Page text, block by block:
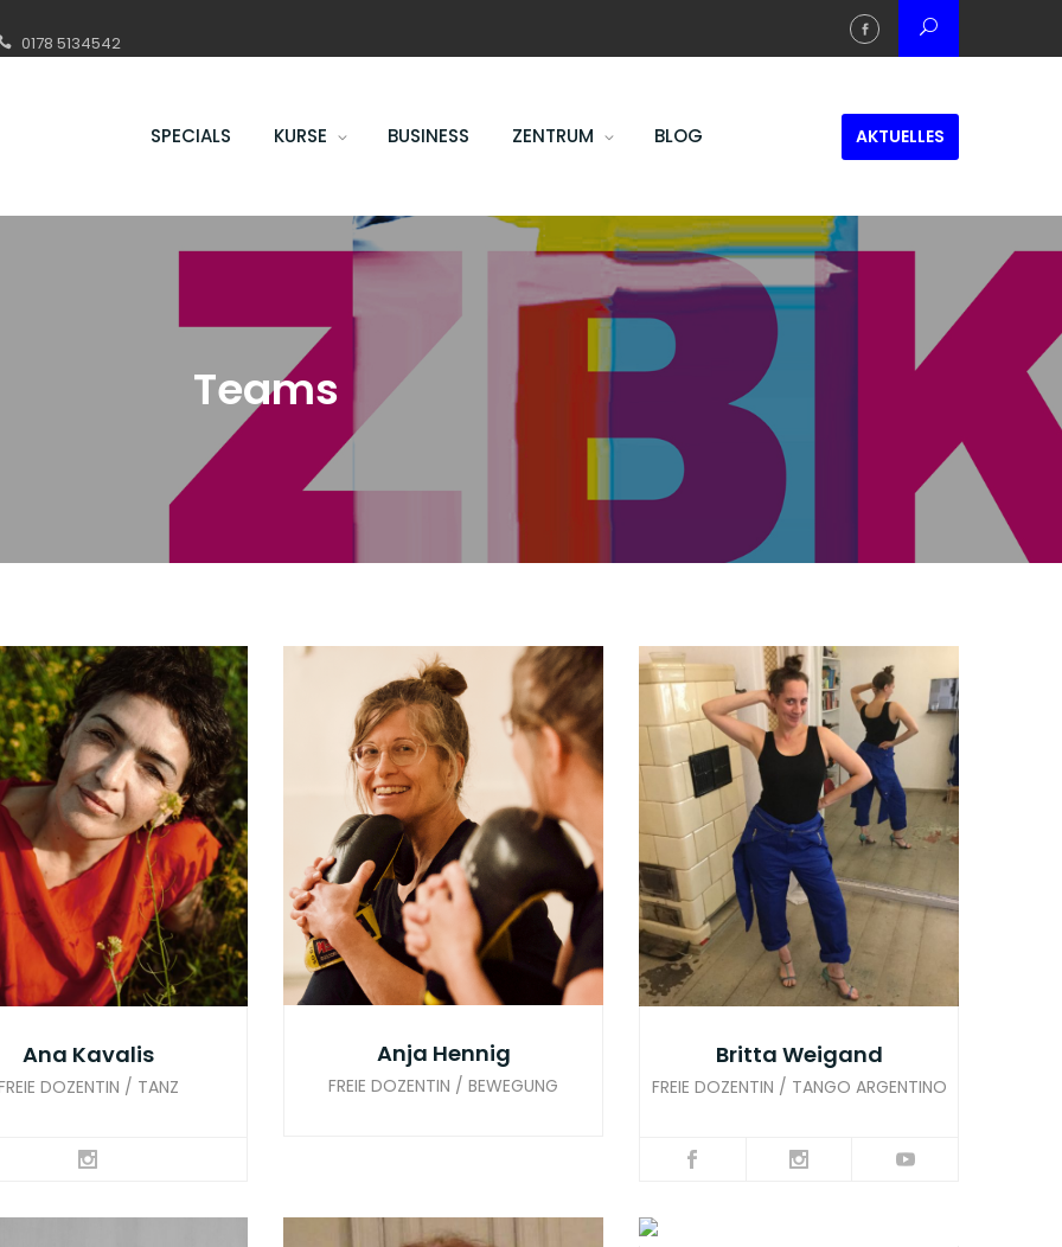
0178 5134542
SPECIALS KURSE BUSINESS ZENTRUM BLOG AKTUELLES
Teams
Ana Kavalis
DOZENTIN / TANZ
Anja Hennig
FREIE DOZENTIN / BEWEGUNG
Britta Weigand
FREIE DOZENTIN / TANGO ARGENTINO